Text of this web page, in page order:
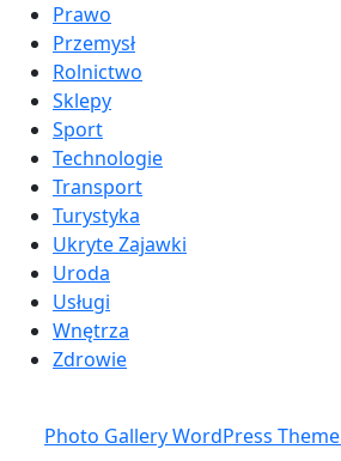
Prawo
Przemysł
Rolnictwo
Sklepy
Sport
Technologie
Transport
Turystyka
Ukryte Zajawki
Uroda
Usługi
Wnętrza
Zdrowie
Photo Gallery WordPress Theme